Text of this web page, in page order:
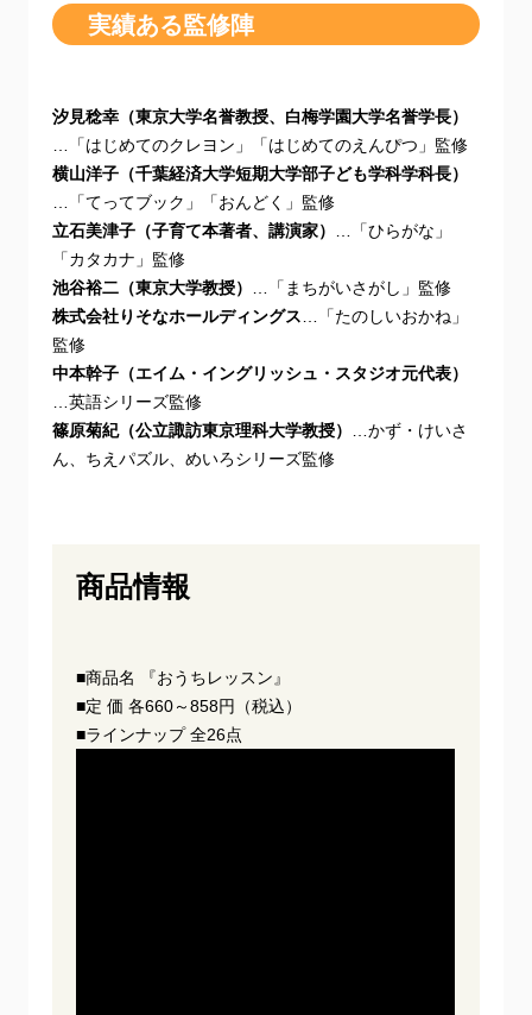
実績ある監修陣
汐⾒稔幸（東京⼤学名誉教授、⽩梅学園⼤学名誉学⻑）
…「はじめてのクレヨン」「はじめてのえんぴつ」監修
横⼭洋⼦（千葉経済⼤学短期⼤学部⼦ども学科学科⻑）
…「てってブック」「おんどく」監修
⽴⽯美津⼦（⼦育て本著者、講演家）
…「ひらがな」
「カタカナ」監修
池⾕裕⼆（東京⼤学教授）
…「まちがいさがし」監修
株式会社りそなホールディングス …「たのしいおかね」
監修
中本幹⼦（エイム・イングリッシュ・スタジオ元代表）
…英語シリーズ監修
篠原菊紀（公⽴諏訪東京理科⼤学教授）
…かず・けいさ
ん、ちえパズル、めいろシリーズ監修
商品情報
■商品名 『おうちレッスン』
■定 価 各660～858円（税込）
■ラインナップ 全26点